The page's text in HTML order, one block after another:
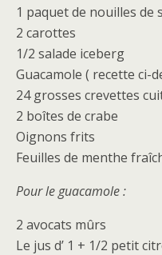
1 paquet de nouilles
2 carottes
1/2 salade iceberg
Guacamole ( recette ci-
24 grosses crevettes
2 boîtes de crabe
Oignons frits
Feuilles de menthe
Pour le guacamole :
2 avocats mûrs
Le jus d’ 1 + 1/2 petit